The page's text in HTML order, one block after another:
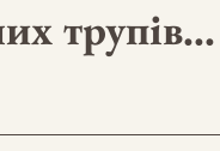
трупів…